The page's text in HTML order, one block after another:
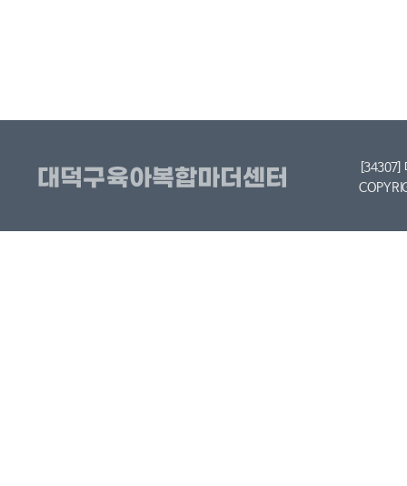
[34307]